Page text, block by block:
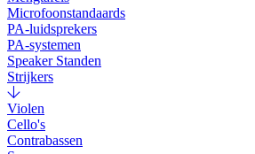
Microfoonstandaards
PA-luidsprekers
PA-systemen
Speaker Standen
Strijkers
Violen
Cello's
Contrabassen